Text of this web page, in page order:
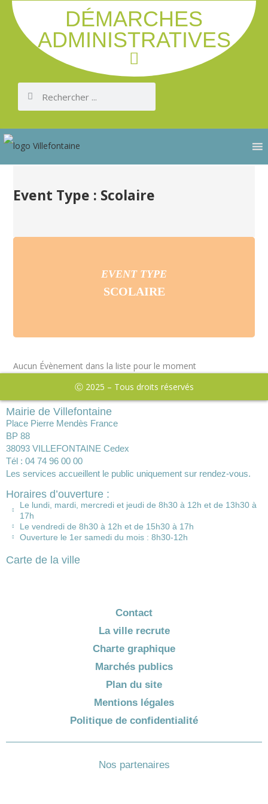
DÉMARCHES
ADMINISTRATIVES
Event Type : Scolaire
EVENT TYPE
SCOLAIRE
Aucun Évènement dans la liste pour le moment
Ⓒ 2025 – Tous droits réservés
Mairie de Villefontaine
Place Pierre Mendès France
BP 88
38093 VILLEFONTAINE Cedex
Tél : 04 74 96 00 00
Les services accueillent le public uniquement sur rendez-vous.
Horaires d’ouverture :
Le lundi, mardi, mercredi et jeudi de 8h30 à 12h et de 13h30 à
17h
Le vendredi de 8h30 à 12h et de 15h30 à 17h
Ouverture le 1er samedi du mois : 8h30-12h
Carte de la ville
Contact
La ville recrute
Charte graphique
Marchés publics
Plan du site
Mentions légales
Politique de confidentialité
Nos partenaires